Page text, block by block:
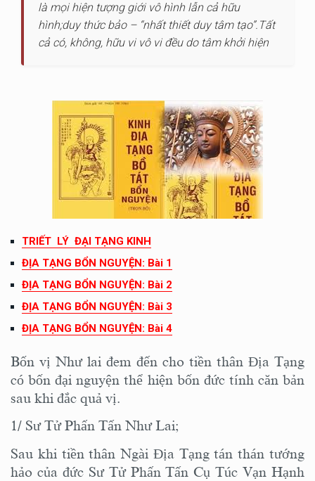
là mọi hiện tượng giới vô hình lẫn cả hữu
hình;duy thức bảo – “nhất thiết duy tâm tạo”.Tất
cả có, không, hữu vi vô vi đều do tâm khởi hiện
TRIẾT LÝ ĐẠI TẠNG KINH
ĐỊA TẠNG BỔN NGUYỆN: Bài 1
ĐỊA TẠNG BỔN NGUYỆN: Bài 2
ĐỊA TẠNG BỔN NGUYỆN: Bài 3
ĐỊA TẠNG BỔN NGUYỆN: Bài 4
Bốn vị Như lai đem đến cho tiền thân Địa Tạng
có bốn đại nguyện thể hiện bốn đức tính căn bản
sau khi đắc quả vị.
1/ Sư Tử Phấn Tấn Như Lai;
Sau khi tiền thân Ngài Địa Tạng tán thán tướng
hảo của đức Sư Tử Phấn Tấn Cụ Túc Vạn Hạnh